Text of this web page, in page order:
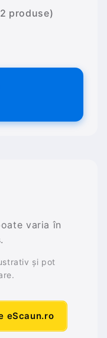
produse)
varia în
și pot
eScaun.ro